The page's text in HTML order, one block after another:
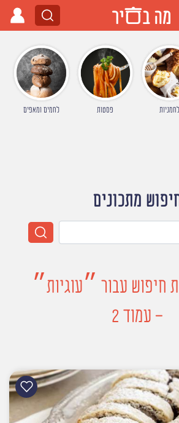
לחמניות פסטות לחמים ומאפים
מתכונים
חיפוש עבור ״עוגיות״
- עמוד 2